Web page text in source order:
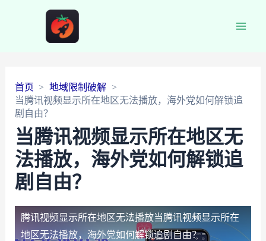
首页
地域限制破解
当腾讯视频显示所在地区无法播放，海外党如何解锁追
剧自由？
当腾讯视频显示所在地区无
法播放，海外党如何解锁追
剧自由？
腾讯视频显示所在地区无法播放当腾讯视频显示所在
地区无法播放，海外党如何解锁追剧自由？